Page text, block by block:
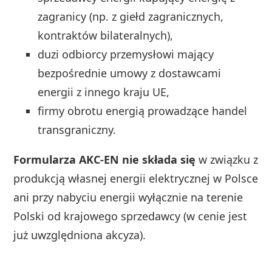
zagranicy (np. z giełd zagranicznych,
kontraktów bilateralnych),
duzi odbiorcy przemysłowi mający
bezpośrednie umowy z dostawcami
energii z innego kraju UE,
firmy obrotu energią prowadzące handel
transgraniczny.
Formularza AKC-EN nie składa się w związku z
produkcją własnej energii elektrycznej w Polsce
ani przy nabyciu energii wyłącznie na terenie
Polski od krajowego sprzedawcy (w cenie jest
już uwzględniona akcyza).